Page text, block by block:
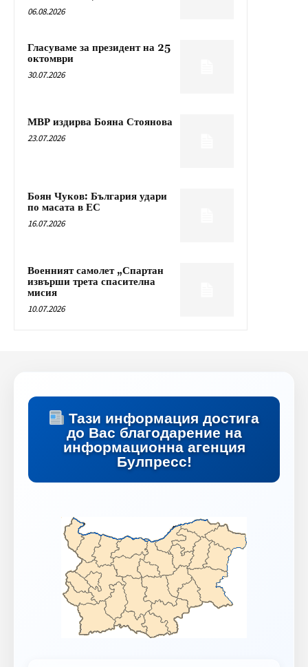
06.08.2026
Гласуваме за президент на 25
октомври
30.07.2026
МВР издирва Бояна Стоянова
23.07.2026
Боян Чуков: България удари
по масата в ЕС
16.07.2026
Военният самолет „Спартан
извърши трета спасителна
мисия
10.07.2026
Тази информация достига
до Вас благодарение на
информационна агенция
Булпресс!